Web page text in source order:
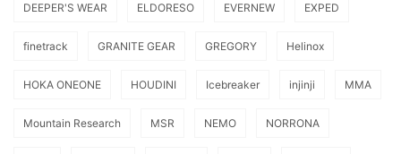
DEEPER'S WEAR ELDORESO EVERNEW EXPED
finetrack GRANITE GEAR GREGORY Helinox
HOKA ONEONE HOUDINI Icebreaker injinji MMA
Mountain Research MSR NEMO NORRONA